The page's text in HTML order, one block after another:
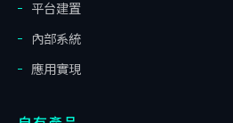
平台建置
內部系統
應用實現